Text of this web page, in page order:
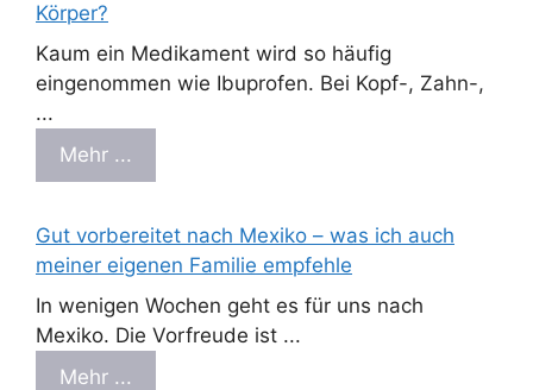
Körper?
Kaum ein Medikament wird so häufig
eingenommen wie Ibuprofen. Bei Kopf-, Zahn-,
...
Mehr ...
Gut vorbereitet nach Mexiko – was ich auch
meiner eigenen Familie empfehle
In wenigen Wochen geht es für uns nach
Mexiko. Die Vorfreude ist ...
Mehr ...